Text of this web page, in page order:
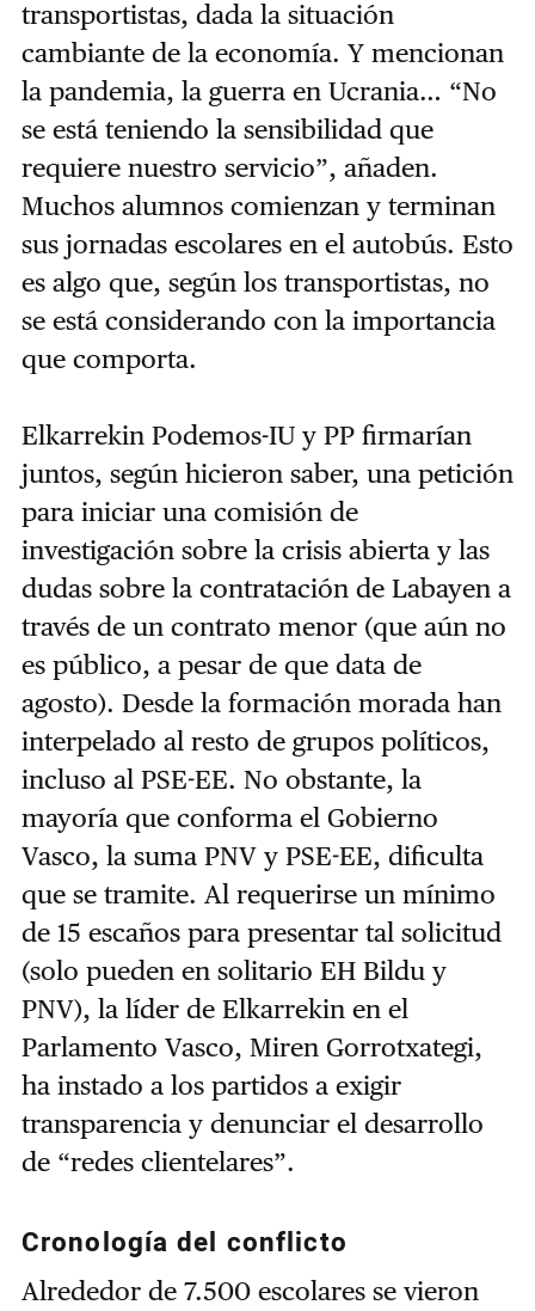
transportistas, dada la situación
cambiante de la economía. Y mencionan
la pandemia, la guerra en Ucrania… “No
se está teniendo la sensibilidad que
requiere nuestro servicio”, añaden.
Muchos alumnos comienzan y terminan
sus jornadas escolares en el autobús. Esto
es algo que, según los transportistas, no
se está considerando con la importancia
que comporta.
Elkarrekin Podemos-IU y PP firmarían
juntos, según hicieron saber, una petición
para iniciar una comisión de
investigación sobre la crisis abierta y las
dudas sobre la contratación de Labayen a
través de un contrato menor (que aún no
es público, a pesar de que data de
agosto). Desde la formación morada han
interpelado al resto de grupos políticos,
incluso al PSE-EE. No obstante, la
mayoría que conforma el Gobierno
Vasco, la suma PNV y PSE-EE, dificulta
que se tramite. Al requerirse un mínimo
de 15 escaños para presentar tal solicitud
(solo pueden en solitario EH Bildu y
PNV), la líder de Elkarrekin en el
Parlamento Vasco, Miren Gorrotxategi,
ha instado a los partidos a exigir
transparencia y denunciar el desarrollo
de “redes clientelares”.
Cronología del conflicto
Alrededor de 7.500 escolares se vieron